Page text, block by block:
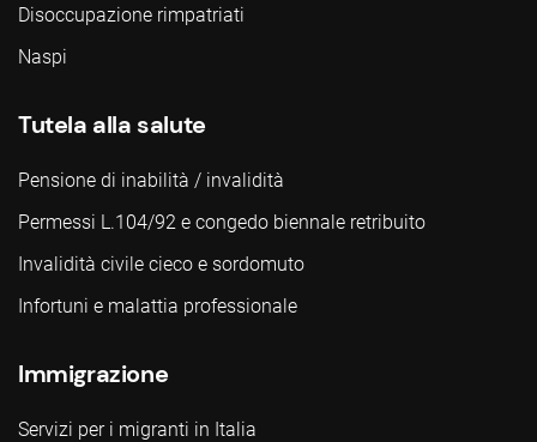
Disoccupazione rimpatriati
Naspi
Tutela alla salute
Pensione di inabilità / invalidità
Permessi L.104/92 e congedo biennale retribuito
Invalidità civile cieco e sordomuto
Infortuni e malattia professionale
Immigrazione
Servizi per i migranti in Italia